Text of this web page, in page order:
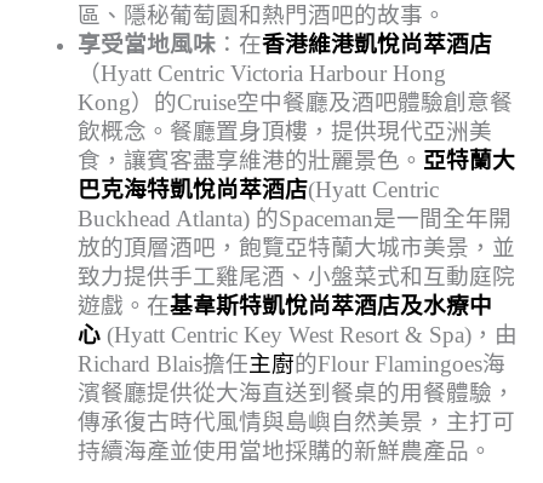
區、隱秘葡萄園和熱門酒吧的故事。
享受當地風味：在香港維港凱悅尚萃酒店
（Hyatt Centric Victoria Harbour Hong
Kong）的Cruise空中餐廳及酒吧體驗創意餐
飲概念。餐廳置身頂樓，提供現代亞洲美
食，讓賓客盡享維港的壯麗景色。 亞特蘭大
巴克海特凱悅尚萃酒店(Hyatt Centric
Buckhead Atlanta) 的Spaceman是一間全年開
放的頂層酒吧，飽覽亞特蘭大城市美景，並
致力提供手工雞尾酒、小盤菜式和互動庭院
遊戲。在基韋斯特凱悅尚萃酒店及水療中
心(Hyatt Centric Key West Resort & Spa)，由
Richard Blais擔任主廚的Flour Flamingoes海
濱餐廳提供從大海直送到餐桌的用餐體驗，
傳承復古時代風情與島嶼自然美景，主打可
持續海產並使用當地採購的新鮮農產品。